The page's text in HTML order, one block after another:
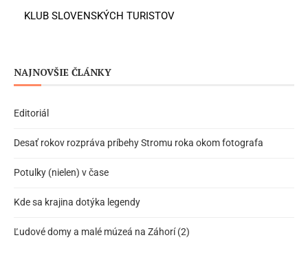
KLUB SLOVENSKÝCH TURISTOV
NAJNOVŠIE ČLÁNKY
Editoriál
Desať rokov rozpráva príbehy Stromu roka okom fotografa
Potulky (nielen) v čase
Kde sa krajina dotýka legendy
Ľudové domy a malé múzeá na Záhorí (2)